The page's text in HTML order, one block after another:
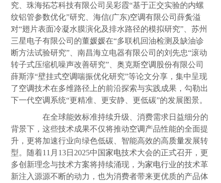
究、珠海拓芯科技有限公司吴彩霞“基于正交实验的内螺
纹铝管参数优化”研究、海信(广东)空调有限公司薛夤溢
对“翅片表面冷凝水膜演化及排水路径的模拟研究”、苏州
三星电子有限公司的董媛媛在“多联机回油检测及缺油诊
断方法试验研究”、南昌海立电器有限公司的刘先忠“滚动
转子式压缩机噪声改善研究”、奥克斯空调 股份有限公司
薛斯淳“壁挂式空调喘振优化研究”等论文分享，集中呈现
了空调技术在多维路径上的前沿探索与实践成果，勾勒出
下一代空调系统“更精准、更安静、更低碳”的发展图景。
在全球能效标准持续升级、消费需求日益细分的
背景下，这些技术成果不仅将推动空调产品性能的全面提
升，更将加速行业向绿色低碳、智能高效的高质量发展转
型。随着11月13日2025中国 家电技术大会的正式召开，更
多创新理念与技术方案将持续涌现，为家电行业的技术革
新注入源源不断的动力，也为消费者带来更优质的产品体